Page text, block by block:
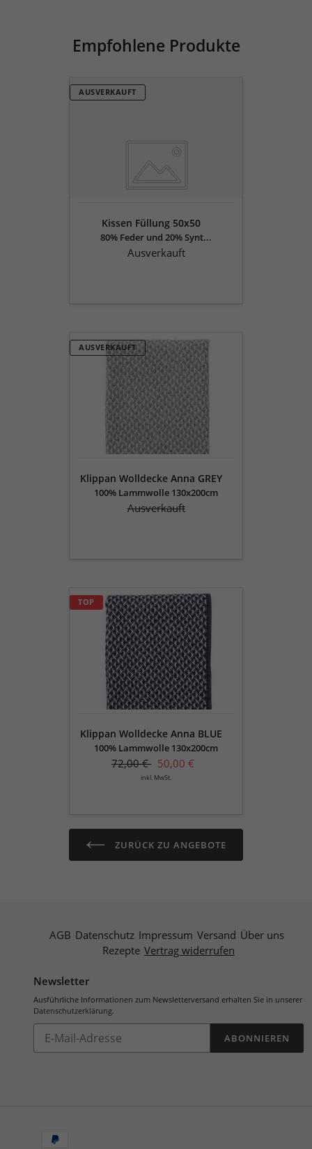
Empfohlene Produkte
Kissen
Füllung
AUSVERKAUFT
Kissen Füllung 50x50
80% Feder und 20% Synt...
Ausverkauft
Klippan
Wolldecke
AUSVERKAUFT
Klippan Wolldecke Anna GREY
100% Lammwolle 130x200cm
Ausverkauft
Klippan
Wolldecke
TOP
Klippan Wolldecke Anna BLUE
100% Lammwolle 130x200cm
72,00 € 50,00 €
inkl. MwSt.
ZURÜCK ZU ANGEBOTE
AGB Datenschutz Impressum Versand Über uns
Rezepte Vertrag widerrufen
Newsletter
Ausführliche Informationen zum Newsletterversand erhalten Sie in unserer
Datenschutzerklärung.
Abonnieren
unsere
ABONNIEREN
Zahlungsarten